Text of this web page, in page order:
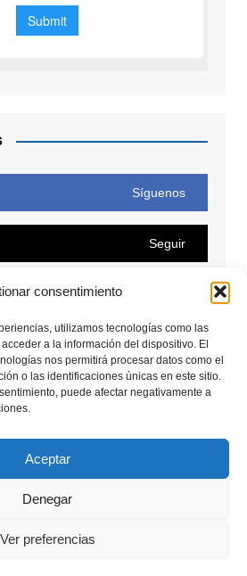
consentimiento
utilizamos tecnologías como las
a la información del dispositivo. El
nos permitirá procesar datos como el
o las identificaciones únicas en este sitio.
puede afectar negativamente a
Aceptar
Denegar
Ver preferencias
Síguenos
Seguir
Conectar
Seguir
los derechos reservados.